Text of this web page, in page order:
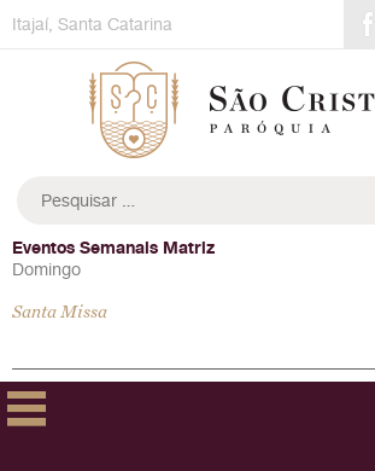
toItajaí, Santa Catarina
por:
Eventos Semanais Matriz
Domingo
Santa Missa